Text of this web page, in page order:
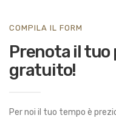
COMPILA IL FORM
Prenota il
gratuito!
Per noi il tuo tempo è